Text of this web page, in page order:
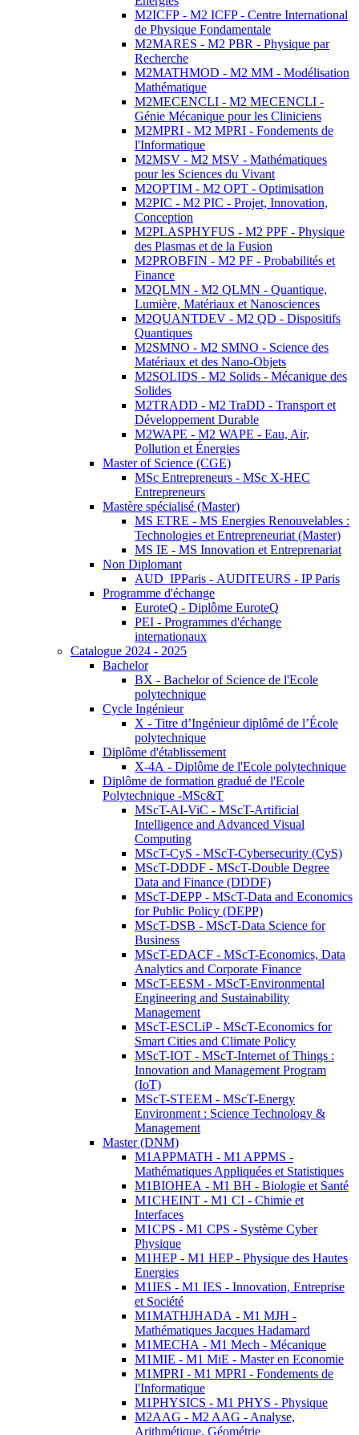
M2ICFP - M2 ICFP - Centre International
de Physique Fondamentale
M2MARES - M2 PBR - Physique par
Recherche
M2MATHMOD - M2 MM - Modélisation
Mathématique
M2MECENCLI - M2 MECENCLI -
Génie Mécanique pour les Cliniciens
M2MPRI - M2 MPRI - Fondements de
l'Informatique
M2MSV - M2 MSV - Mathématiques
pour les Sciences du Vivant
M2OPTIM - M2 OPT - Optimisation
M2PIC - M2 PIC - Projet, Innovation,
Conception
M2PLASPHYFUS - M2 PPF - Physique
des Plasmas et de la Fusion
M2PROBFIN - M2 PF - Probabilités et
Finance
M2QLMN - M2 QLMN - Quantique,
Lumière, Matériaux et Nanosciences
M2QUANTDEV - M2 QD - Dispositifs
Quantiques
M2SMNO - M2 SMNO - Science des
Matériaux et des Nano-Objets
M2SOLIDS - M2 Solids - Mécanique des
Solides
M2TRADD - M2 TraDD - Transport et
Développement Durable
M2WAPE - M2 WAPE - Eau, Air,
Pollution et Énergies
Master of Science (CGE)
MSc Entrepreneurs - MSc X-HEC
Entrepreneurs
Mastère spécialisé (Master)
MS ETRE - MS Energies Renouvelables :
Technologies et Entrepreneuriat (Master)
MS IE - MS Innovation et Entreprenariat
Non Diplomant
AUD_IPParis - AUDITEURS - IP Paris
Programme d'échange
EuroteQ - Diplôme EuroteQ
PEI - Programmes d'échange
internationaux
Catalogue 2024 - 2025
Bachelor
BX - Bachelor of Science de l'Ecole
polytechnique
Cycle Ingénieur
X - Titre d’Ingénieur diplômé de l’École
polytechnique
Diplôme d'établissement
X-4A - Diplôme de l'Ecole polytechnique
Diplôme de formation gradué de l'Ecole
Polytechnique -MSc&T
MScT-AI-ViC - MScT-Artificial
Intelligence and Advanced Visual
Computing
MScT-CyS - MScT-Cybersecurity (CyS)
MScT-DDDF - MScT-Double Degree
Data and Finance (DDDF)
MScT-DEPP - MScT-Data and Economics
for Public Policy (DEPP)
MScT-DSB - MScT-Data Science for
Business
MScT-EDACF - MScT-Economics, Data
Analytics and Corporate Finance
MScT-EESM - MScT-Environmental
Engineering and Sustainability
Management
MScT-ESCLiP - MScT-Economics for
Smart Cities and Climate Policy
MScT-IOT - MScT-Internet of Things :
Innovation and Management Program
(IoT)
MScT-STEEM - MScT-Energy
Environment : Science Technology &
Management
Master (DNM)
M1APPMATH - M1 APPMS -
Mathématiques Appliquées et Statistiques
M1BIOHEA - M1 BH - Biologie et Santé
M1CHEINT - M1 CI - Chimie et
Interfaces
M1CPS - M1 CPS - Système Cyber
Physique
M1HEP - M1 HEP - Physique des Hautes
Energies
M1IES - M1 IES - Innovation, Entreprise
et Société
M1MATHJHADA - M1 MJH -
Mathématiques Jacques Hadamard
M1MECHA - M1 Mech - Mécanique
M1MIE - M1 MiE - Master en Economie
M1MPRI - M1 MPRI - Fondements de
l'Informatique
M1PHYSICS - M1 PHYS - Physique
M2AAG - M2 AAG - Analyse,
Arithmétique, Géométrie